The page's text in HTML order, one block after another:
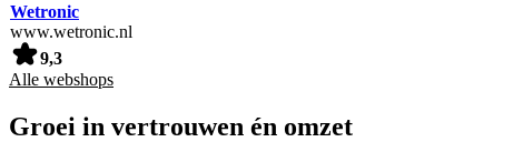
Wetronic
www.wetronic.nl
9,3
Alle webshops
Groei in vertrouwen én omzet